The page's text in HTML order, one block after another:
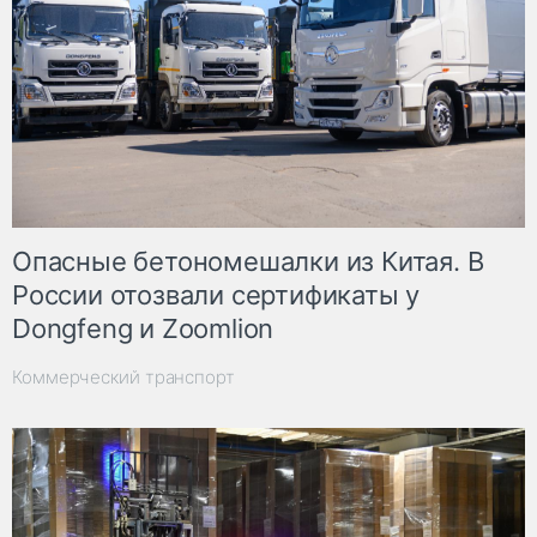
Опасные бетономешалки из Китая. В
России отозвали сертификаты у
Dongfeng и Zoomlion
Коммерческий транспорт